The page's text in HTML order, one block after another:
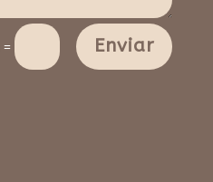
= Enviar